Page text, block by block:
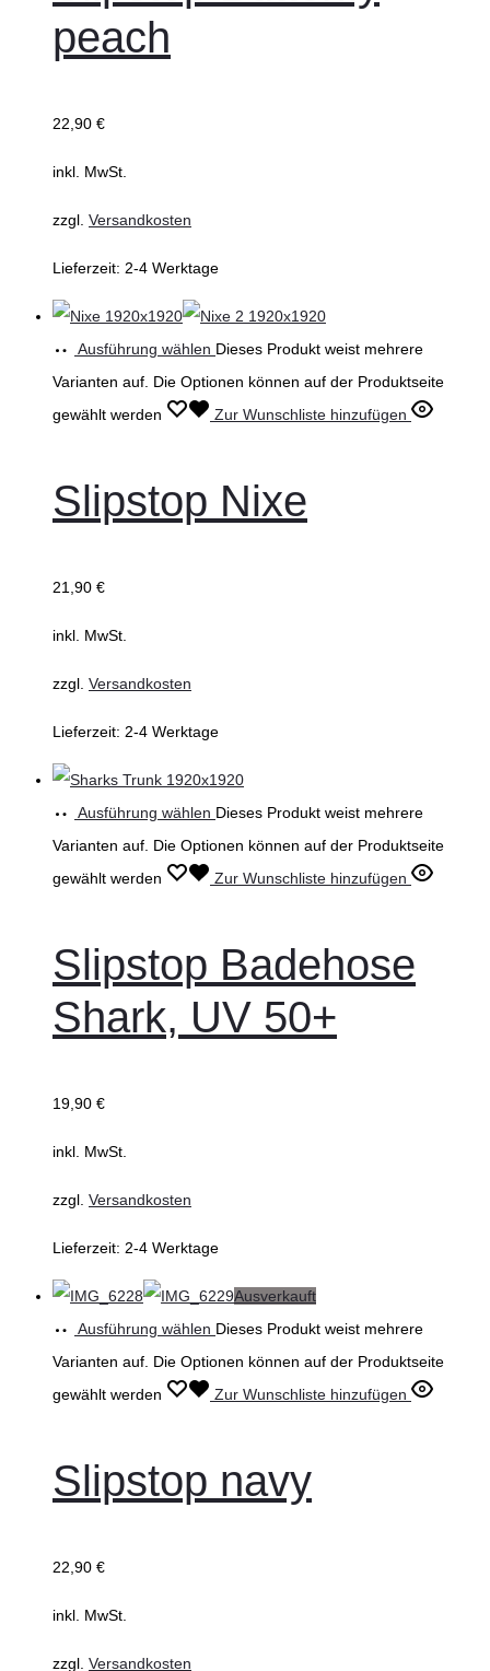
peach
22,90 €
inkl. MwSt.
zzgl. Versandkosten
Lieferzeit: 2-4 Werktage
Ausführung wählen Dieses Produkt weist mehrere
Varianten auf. Die Optionen können auf der Produktseite
gewählt werden
Zur Wunschliste hinzufügen
Slipstop Nixe
21,90 €
inkl. MwSt.
zzgl. Versandkosten
Lieferzeit: 2-4 Werktage
Ausführung wählen Dieses Produkt weist mehrere
Varianten auf. Die Optionen können auf der Produktseite
gewählt werden
Zur Wunschliste hinzufügen
Slipstop Badehose
Shark, UV 50+
19,90 €
inkl. MwSt.
zzgl. Versandkosten
Lieferzeit: 2-4 Werktage
Ausverkauft
Ausführung wählen Dieses Produkt weist mehrere
Varianten auf. Die Optionen können auf der Produktseite
gewählt werden
Zur Wunschliste hinzufügen
Slipstop navy
22,90 €
inkl. MwSt.
zzgl. Versandkosten